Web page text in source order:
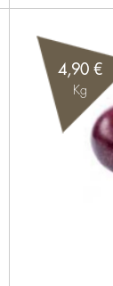
4,90 €
Kg